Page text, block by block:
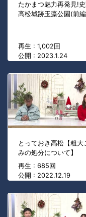
たかまつ魅力再発見!
高松城跡玉藻公園(前
再生 : 1,002回
公開 : 2023.1.24
とっておき高松【粗大
みの処分について】
再生 : 685回
公開 : 2022.12.19